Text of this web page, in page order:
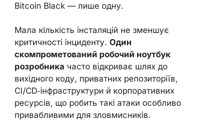
Bitcoin Black — лише одну.
Мала кількість інсталяцій не зменшує
критичності інциденту. Один
скомпрометований робочий ноутбук
розробника часто відкриває шлях до
вихідного коду, приватних репозиторіїв,
CI/CD‑інфраструктури й корпоративних
ресурсів, що робить такі атаки особливо
привабливими для зловмисників.